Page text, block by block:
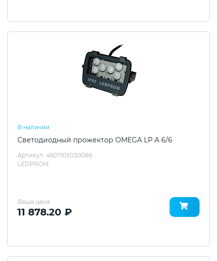
В наличии
Светодиодный прожектор OMEGA LP A 6/6
Артикул: 4607103030086
LEDPROM
Ваша цена
11 878.20 ₽